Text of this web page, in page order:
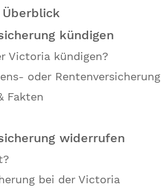
Überblick
kündigen
Victoria kündigen?
oder Rentenversicherung
Fakten
widerrufen
bei der Victoria